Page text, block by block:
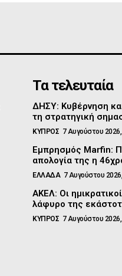
Τα τελευταία
ΔΗΣΥ: Κυβέρνηση
τη στρατηγική
ΚΥΠΡΟΣ 7 Αυγούστου 2026,
Εμπρησμός Marfin:
απολογία της η
ΕΛΛΑΔΑ 7 Αυγούστου
ΑΚΕΛ: Οι
λάφυρο της
ΚΥΠΡΟΣ 7 Αυγούστου